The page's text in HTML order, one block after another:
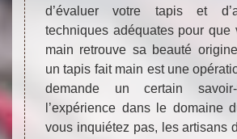
d’évaluer votre tapis et
techniques adéquates pour que
main retrouve sa beauté
un tapis fait main est une
demande un certain
l’expérience dans le domaine
vous inquiétez pas, les artisans